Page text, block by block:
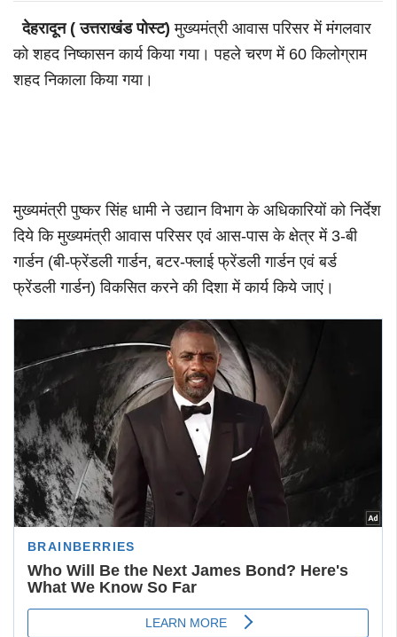
देहरादून ( उत्तराखंड पोस्ट)मुख्यमंत्री आवास परिसर में मंगलवार
को शहद निष्कासन कार्य किया गया। पहले चरण में 60 किलोग्राम
शहद निकाला किया गया।
मुख्यमंत्री पुष्कर सिंह धामी ने उद्यान विभाग के अधिकारियों को निर्देश
दिये कि मुख्यमंत्री आवास परिसर एवं आस-पास के क्षेत्र में 3-बी
गार्डन (बी-फ्रेंडली गार्डन, बटर-फ्लाई फ्रेंडली गार्डन एवं बर्ड
फ्रेंडली गार्डन) विकसित करने की दिशा में कार्य किये जाएं।